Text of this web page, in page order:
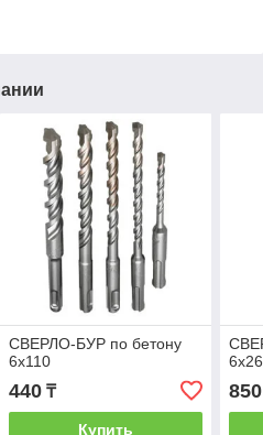
СВЕРЛО-БУР по бетону
6х110
440₸
Купить
850